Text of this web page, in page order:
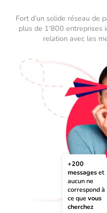
Fort d’un solide réseau de
plus de 1'800 entreprises
relation avec les
+200
messages et
aucun ne
correspond à
ce que vous
cherchez